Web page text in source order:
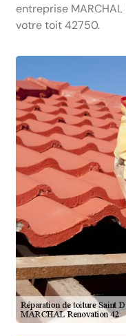
entreprise
votre toit 42750.